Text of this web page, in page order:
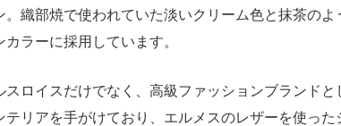
。織部焼で使われていた淡いクリーム色と抹茶の
ラーに採用しています。
ロイスだけでなく、高級ファッションブランドと
テリアを手がけており、エルメスのレザーを使っ